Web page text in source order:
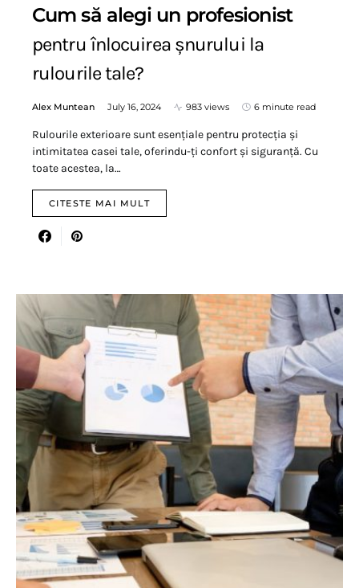
Cum să alegi un profesionist
pentru înlocuirea șnurului la
rulourile tale?
Alex Muntean July 16, 2024 983 views 6 minute read
Rulourile exterioare sunt esențiale pentru protecția și
intimitatea casei tale, oferindu-ți confort și siguranță. Cu
toate acestea, la…
CITESTE MAI MULT